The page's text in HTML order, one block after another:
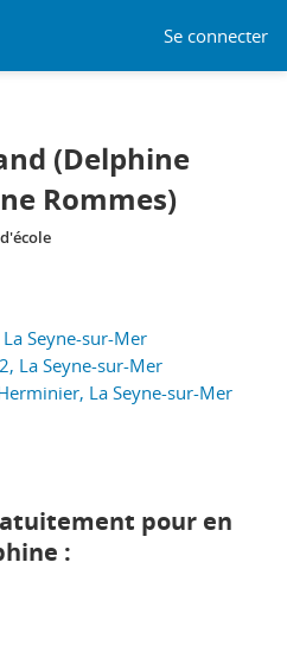
Se connecter
(Delphine
Rommes)
Seyne-sur-Mer
La Seyne-sur-Mer
La Seyne-sur-Mer
pour en
: